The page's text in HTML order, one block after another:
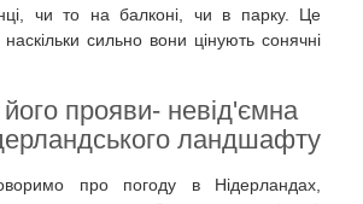
чи то на балконі, чи в парку. Це
сильно вони цінують сонячні
прояви- невід'ємна
ландшафту
про погоду в Нідерландах,